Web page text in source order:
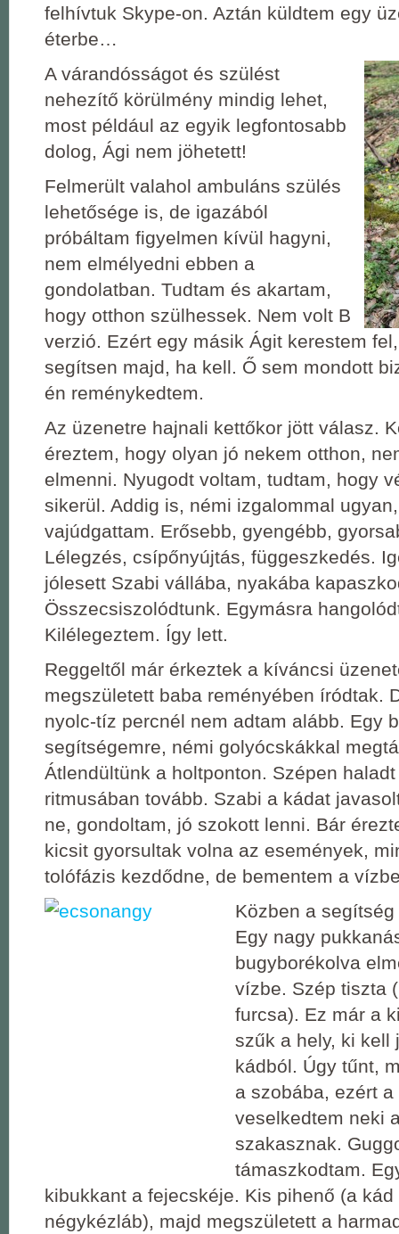
felhívtuk Skype-on. Aztán küldtem egy
éterbe…
A várandósságot és szülést
nehezítő körülmény mindig lehet,
most például az egyik legfontosabb
dolog, Ági nem jöhetett!
Felmerült valahol ambuláns szülés
lehetősége is, de igazából
próbáltam figyelmen kívül hagyni,
nem elmélyedni ebben a
gondolatban. Tudtam és akartam,
hogy otthon szülhessek. Nem volt B
verzió. Ezért egy másik Ágit kerestem
segítsen majd, ha kell. Ő sem mondott
én reménykedtem.
Az üzenetre hajnali kettőkor jött válasz.
éreztem, hogy olyan jó nekem otthon,
elmenni. Nyugodt voltam, tudtam, hogy
sikerül. Addig is, némi izgalommal
vajúdgattam. Erősebb, gyengébb,
Lélegzés, csípőnyújtás, függeszkedés.
jólesett Szabi vállába, nyakába
Összecsiszolódtunk. Egymásra
Kilélegeztem. Így lett.
Reggeltől már érkeztek a kíváncsi
megszületett baba reményében íródtak.
nyolc-tíz percnél nem adtam alább. Egy
segítségemre, némi golyócskákkal
Átlendültünk a holtponton. Szépen
ritmusában tovább. Szabi a kádat
ne, gondoltam, jó szokott lenni. Bár
kicsit gyorsultak volna az események,
tolófázis kezdődne, de bementem a
Közben a
Egy nagy
bugyborékolva
vízbe. Szép tiszta
furcsa). Ez már a
szűk a hely, ki kell
kádból. Úgy tűnt,
a szobába, ezért
veselkedtem neki
szakasznak.
támaszkodtam.
kibukkant a fejecskéje. Kis pihenő (a
négykézláb), majd megszületett a